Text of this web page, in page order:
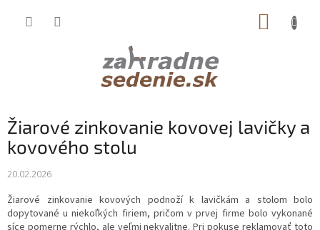
Žiarové zinkovanie kovovej lavičky a
kovového stolu
20.02.2026
Žiarové zinkovanie kovových podnoží k lavičkám a stolom bolo
dopytované u niekoľkých firiem, pričom v prvej firme bolo vykonané
síce pomerne rýchlo, ale veľmi nekvalitne. Pri pokuse reklamovať toto